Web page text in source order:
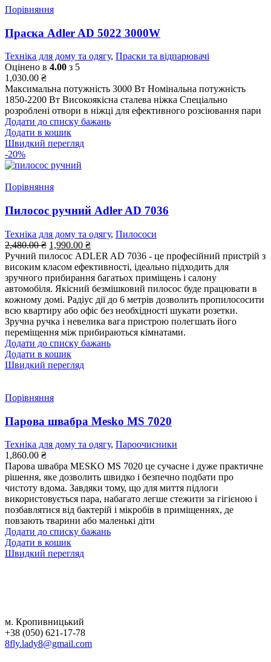
Порівняння
Праска Adler AD 5022 3000W
Техніка для дому та одягу, Праски та відпарювачі
Оцінено в 4.00 з 5
1,030.00 ₴
Максимальна потужність 3000 Вт Номінальна потужність
1850-2200 Вт Високоякісна сталева ніжка Спеціально
розроблені отвори в ніжці для ефективного розсіювання пари
Додати до списку бажань
Додати в кошик
Швидкий перегляд
-20%
Порівняння
Пилосос ручний Adler AD 7036
Техніка для дому та одягу, Пилососи
2,480.00₴ 1,990.00 ₴
Ручний пилосос ADLER AD 7036 - це професійний пристрій з
високим класом ефективності, ідеально підходить для
зручного прибирання багатьох приміщень і салону
автомобіля. Якісний безмішковий пилосос буде працювати в
кожному домі. Радіус дії до 6 метрів дозволить пропилососити
всю квартиру або офіс без необхідності шукати розетки.
Зручна ручка і невелика вага пристрою полегшать його
переміщення між прибираються кімнатами.
Додати до списку бажань
Додати в кошик
Швидкий перегляд
Порівняння
Парова швабра Mesko MS 7020
Техніка для дому та одягу, Пароочисники
1,860.00 ₴
Парова швабра MESKO MS 7020 це сучасне і дуже практичне
рішення, яке дозволить швидко і безпечно подбати про
чистоту вдома. Завдяки тому, що для миття підлоги
використовується пара, набагато легше стежити за гігієною і
позбавлятися від бактерій і мікробів в приміщеннях, де
повзають тварини або маленькі діти
Додати до списку бажань
Додати в кошик
Швидкий перегляд
м. Кропивницький
+38 (050) 621-17-78
8fly.lady8@gmail.com